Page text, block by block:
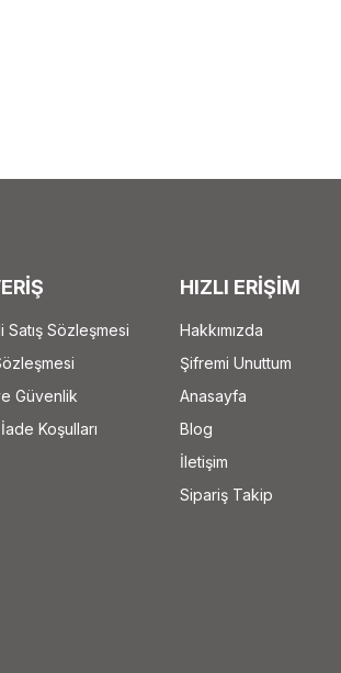
Satış Sözleşmesi
Güvenlik
Koşulları
HIZLI ERİŞİM
Hakkımızda
Şifremi Unuttum
Anasayfa
Blog
İletişim
Sipariş Takip